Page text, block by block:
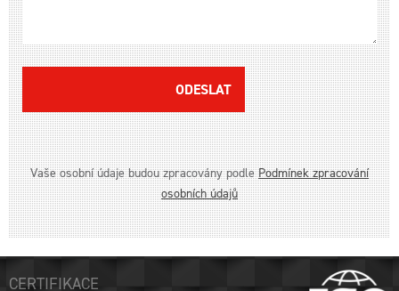
ODESLAT
Vaše osobní údaje budou zpracovány podlePodmínek zpracování
osobních údajů
CERTIFIKACE